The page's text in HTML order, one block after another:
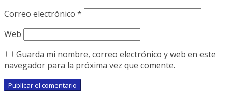
Correo electrónico *
Web
Guarda mi nombre, correo electrónico y web en este
navegador para la próxima vez que comente.